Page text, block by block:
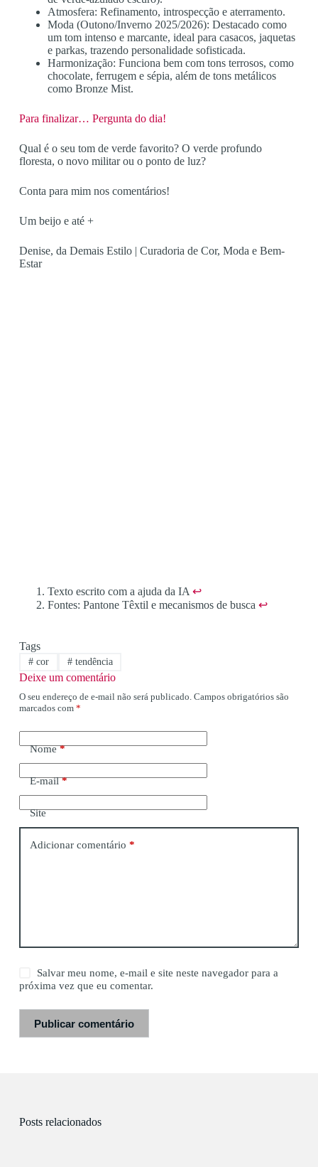
Atmosfera: Refinamento, introspecção e aterramento.
Moda (Outono/Inverno 2025/2026): Destacado como
um tom intenso e marcante, ideal para casacos, jaquetas
e parkas, trazendo personalidade sofisticada.
Harmonização: Funciona bem com tons terrosos, como
chocolate, ferrugem e sépia, além de tons metálicos
como Bronze Mist.
Para finalizar… Pergunta do dia!
Qual é o seu tom de verde favorito? O verde profundo
floresta, o novo militar ou o ponto de luz?
Conta para mim nos comentários!
Um beijo e até +
Denise, da Demais Estilo | Curadoria de Cor, Moda e Bem-
Estar
Texto escrito com a ajuda da IA ↩︎
Fontes: Pantone Têxtil e mecanismos de busca ↩︎
Tags
#cor #tendência
Deixe um comentário
O seu endereço de e-mail não será publicado. Campos obrigatórios são
marcados com *
Nome*
E-mail*
Site
Adicionar comentário *
Salvar meu nome, e-mail e site neste navegador para a
próxima vez que eu comentar.
Publicar comentário
Posts relacionados